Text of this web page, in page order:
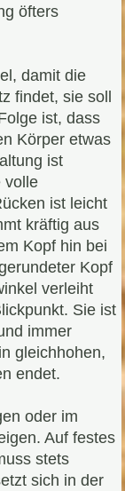
öfters
damit die
findet, sie soll
ist, dass
Körper etwas
ist
volle
ist leicht
kräftig aus
Kopf hin bei
Kopf
verleiht
Sie ist
immer
gleichhohen,
endet.
oder im
Auf festes
stets
sich in der